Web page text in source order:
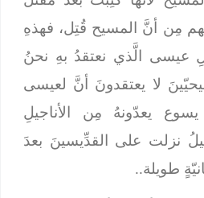
مِن أنَّ المسيح قُتِل، فهذهِ
عيسى الَّذي نعتقدُ بهِ نحنُ
لا يعتقدونَ أنَّ لعيسى
يعدّونهُ مِن الأناجيلِ
نزلت على القدِّيسينَ بعدَ
طويلة..